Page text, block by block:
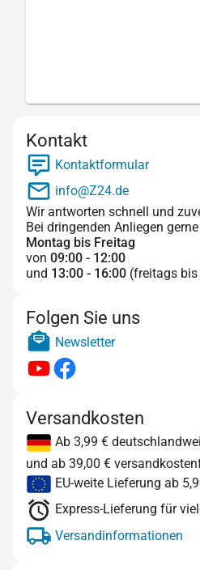
Kontakt
Kontaktformular
info@Z24.de
Wir antworten schnell und
Bei dringenden Anliegen
Montag bis Freitag
von 09:00 - 12:00
und 13:00 - 16:00 (freitags bis
Folgen Sie uns
Newsletter
Versandkosten
Ab 3,99 €
und ab 39,00 €
EU-weite Lieferung ab
Express-Lieferung für
Versandinformationen